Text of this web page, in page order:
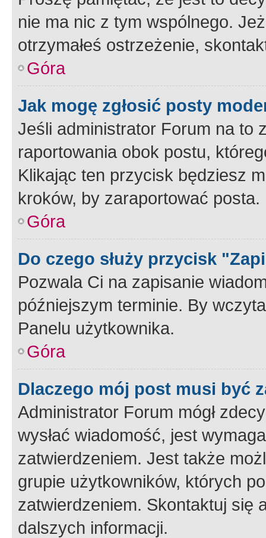
nie ma nic z tym wspólnego.
otrzymałeś ostrzeżenie,
Góra
Jak mogę zgłosić posty
Jeśli administrator Forum na to
raportowania obok postu,
Klikając ten przycisk będziesz
kroków, by zaraportować posta.
Góra
Do czego służy przycisk
Pozwala Ci na zapisanie
późniejszym terminie. By
Panelu użytkownika.
Góra
Dlaczego mój post musi być
Administrator Forum mógł
wysłać wiadomość, jest
zatwierdzeniem. Jest także
grupie użytkowników, których
zatwierdzeniem. Skontaktuj się
dalszych informacji.